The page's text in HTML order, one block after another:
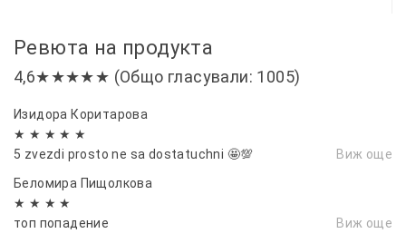
Ревюта на продукта
4,6★★★★★ (Общо гласували: 1005)
Изидора Коритарова
★ ★ ★ ★ ★
5 zvezdi prosto ne sa dostatuchni 🤩💯
Виж още
Беломира Пищолкова
★ ★ ★ ★
топ попадение
Виж още